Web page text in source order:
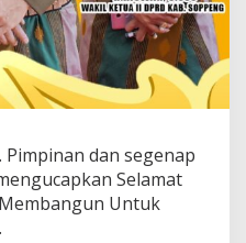
dan segenap
Selamat
Untuk